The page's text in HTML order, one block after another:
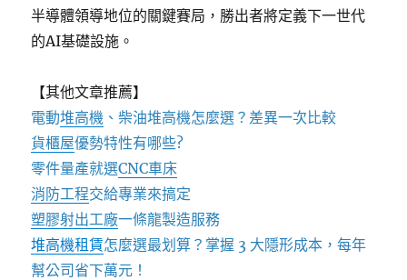
半導體領導地位的關鍵賽局，勝出者將定義下一世代
的AI基礎設施。
【其他文章推薦】
電動堆高機 、柴油堆高機怎麼選？差異一次比較
貨櫃屋優勢特性有哪些?
零件量產就選CNC車床
消防工程交給專業來搞定
塑膠射出工廠一條龍製造服務
堆高機租賃怎麼選最划算？掌握 3 大隱形成本，每年
幫公司省下萬元！